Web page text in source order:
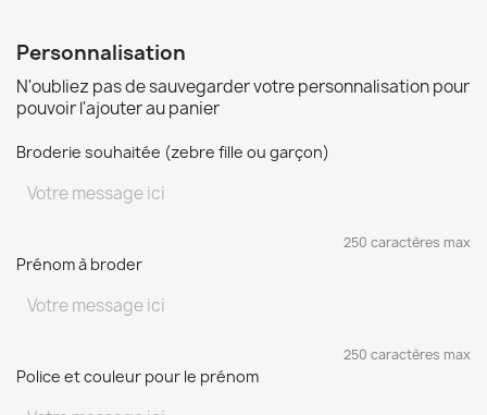
Personnalisation
N'oubliez pas de sauvegarder votre personnalisation pour
pouvoir l'ajouter au panier
Broderie souhaitée (zebre fille ou garçon)
250 caractères max
Prénom à broder
250 caractères max
Police et couleur pour le prénom